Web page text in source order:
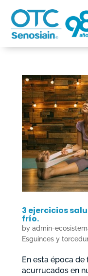
3 ejercicios
frío.
by admin-
Esguinces y
En esta época
acurrucados en